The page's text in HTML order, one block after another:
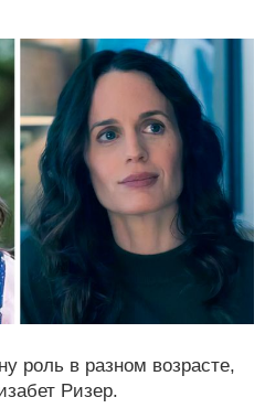
роль в разном возрасте,
Ризер.